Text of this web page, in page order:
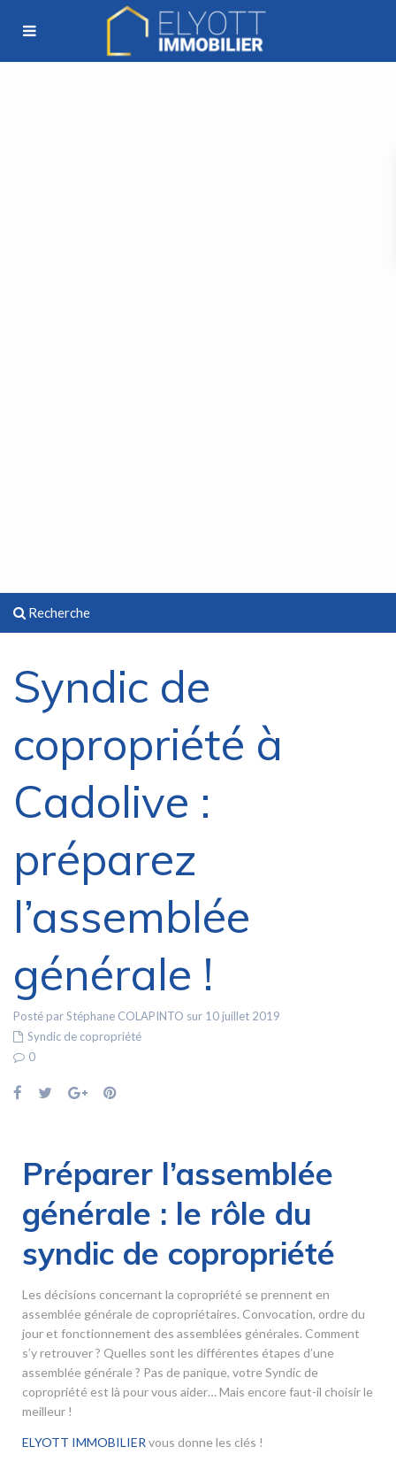
Recherche
Syndic de
copropriété à
Cadolive :
préparez
l’assemblée
générale !
Posté par Stéphane COLAPINTO sur 10 juillet 2019
Syndic de copropriété
0
Préparer l’assemblée
générale : le rôle du
syndic de copropriété
Les décisions concernant la copropriété se prennent en
assemblée générale de copropriétaires. Convocation, ordre du
jour et fonctionnement des assemblées générales. Comment
s’y retrouver ? Quelles sont les différentes étapes d’une
assemblée générale ? Pas de panique, votre Syndic de
copropriété est là pour vous aider… Mais encore faut-il choisir le
meilleur !
ELYOTT IMMOBILIER vous donne les clés !